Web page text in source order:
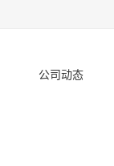
公司动态